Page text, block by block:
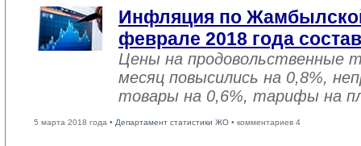
Инфляция по
феврале 2018 года
Цены на продовольственные
месяц повысились на 0,8%,
товары на 0,6%, тарифы на
5 марта 2018 года • Департамент статистики ЖО • комментариев 4